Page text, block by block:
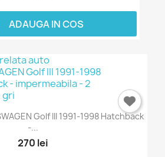
ADAUGA IN COS
Golf III 1991-1998 Hatchback
-...
270 lei